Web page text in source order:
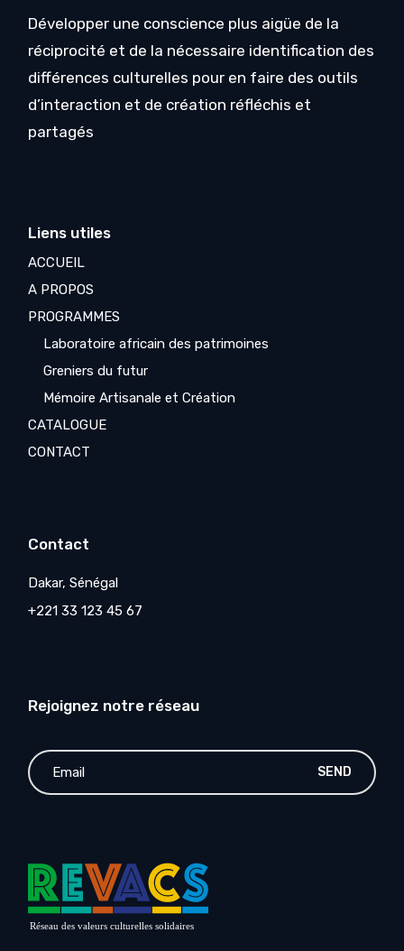
Développer une conscience plus aigüe de la
réciprocité et de la nécessaire identification des
différences culturelles pour en faire des outils
d’interaction et de création réfléchis et
partagés
Liens utiles
ACCUEIL
A PROPOS
PROGRAMMES
Laboratoire africain des patrimoines
Greniers du futur
Mémoire Artisanale et Création
CATALOGUE
CONTACT
Contact
Dakar, Sénégal
+221 33 123 45 67
Rejoignez notre réseau
SEND
Réseau des valeurs culturelles solidaires